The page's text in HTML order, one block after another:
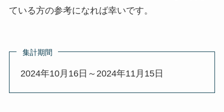
ている方の参考になれば幸いです。
集計期間
2024年10月16日～2024年11月15日